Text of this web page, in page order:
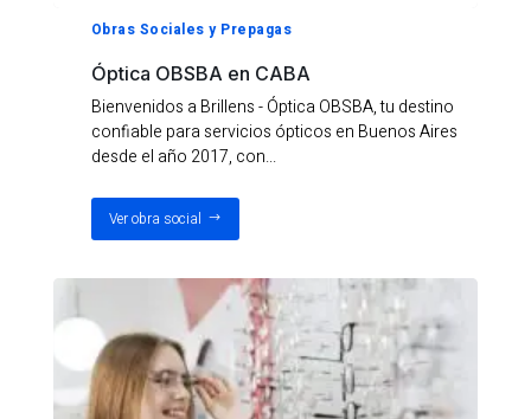
Obras Sociales y Prepagas
Óptica OBSBA en CABA
Bienvenidos a Brillens - Óptica OBSBA, tu destino
confiable para servicios ópticos en Buenos Aires
desde el año 2017, con...
Ver obra social